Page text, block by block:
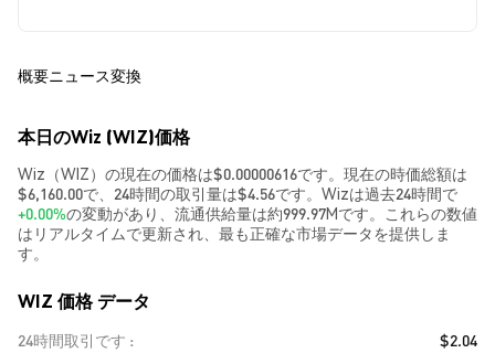
概要ニュース変換
本日のWiz (WIZ)価格
Wiz（WIZ）の現在の価格は$0.00000616です。現在の時価総額は
$6,160.00で、24時間の取引量は$4.56です。Wizは過去24時間で
+0.00%の変動があり、流通供給量は約999.97Mです。これらの数値
はリアルタイムで更新され、最も正確な市場データを提供しま
す。
WIZ 価格 データ
24時間取引です
$2.04